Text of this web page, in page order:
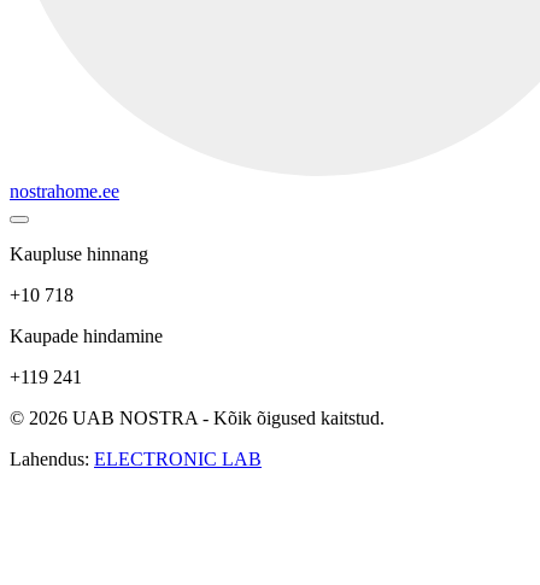
nostrahome.ee
Kaupluse hinnang
+10 718
Kaupade hindamine
+119 241
© 2026 UAB NOSTRA - Kõik õigused kaitstud.
Lahendus: ELECTRONIC LAB